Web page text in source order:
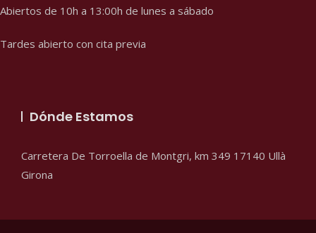
Abiertos de 10h a 13:00h de lunes a sábado
Tardes abierto con cita previa
Dónde Estamos
Carretera De Torroella de Montgri, km 349 17140 Ullà
Girona